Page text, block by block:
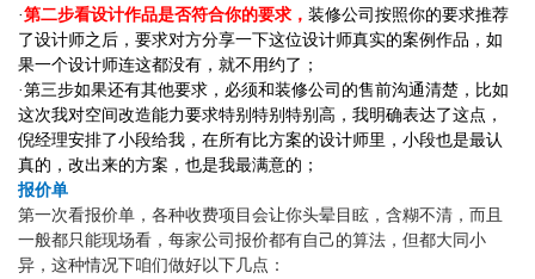
·第二步看设计作品是否符合你的要求， 装修公司按照你的要求推荐
了设计师之后，要求对方分享一下这位设计师真实的案例作品，如
果一个设计师连这都没有，就不用约了；
·第三步如果还有其他要求，必须和装修公司的售前沟通清楚，比如
这次我对空间改造能力要求特别特别特别高，我明确表达了这点，
倪经理安排了小段给我，在所有比方案的设计师里，小段也是最认
真的，改出来的方案，也是我最满意的；
报价单
第一次看报价单，各种收费项目会让你头晕目眩，含糊不清，而且
一般都只能现场看，每家公司报价都有自己的算法，但都大同小
异，这种情况下咱们做好以下几点：